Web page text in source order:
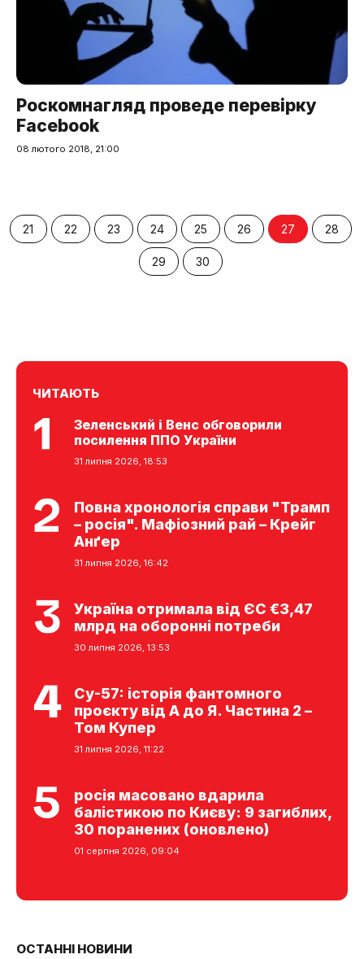
Роскомнагляд проведе перевірку
Facebook
08 лютого 2018, 21:00
21 22 23 24 25 26 27 28
29 30
ЧИТАЮТЬ
Зеленський і Венс обговорили
посилення ППО України
31 липня 2026, 18:53
Повна хронологія справи "Трамп
– росія". Мафіозний рай – Крейг
Анґер
31 липня 2026, 16:42
Україна отримала від ЄС €3,47
млрд на оборонні потреби
30 липня 2026, 13:53
Су-57: історія фантомного
проєкту від А до Я. Частина 2 –
Том Купер
31 липня 2026, 11:22
росія масовано вдарила
балістикою по Києву: 9 загиблих,
30 поранених (оновлено)
01 серпня 2026, 09:04
ОСТАННІ НОВИНИ